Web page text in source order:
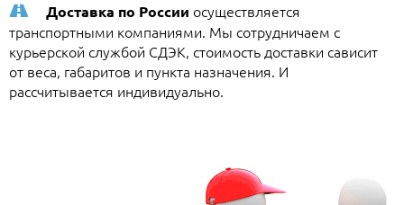
Доставка по России осуществляется
транспортными компаниями. Мы сотрудничаем с
курьерской службой СДЭК, стоимость доставки сависит
от веса, габаритов и пункта назначения. И
рассчитывается индивидуально.